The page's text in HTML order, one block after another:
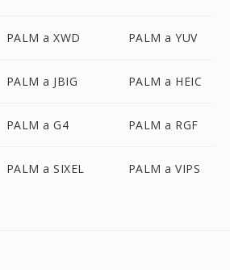
PALM a XWD PALM a YUV
PALM a JBIG PALM a HEIC
PALM a G4 PALM a RGF
PALM a SIXEL PALM a VIPS